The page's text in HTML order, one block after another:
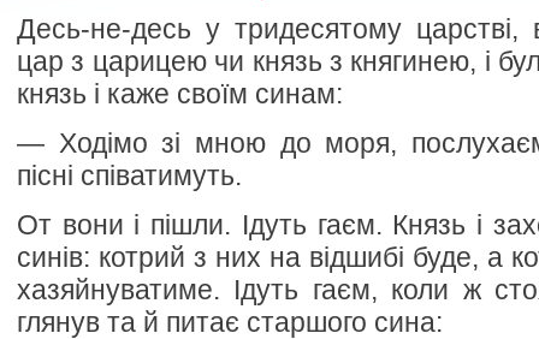
Десь-не-десь у тридесятому царстві,
цар з царицею чи князь з княгинею, і
князь і каже своїм синам:
— Ходімо зі мною до моря,
пісні співатимуть.
От вони і пішли. Ідуть гаєм. Князь і
синів: котрий з них на відшибі буде, а
хазяйнуватиме. Ідуть гаєм, коли ж
глянув та й питає старшого сина: